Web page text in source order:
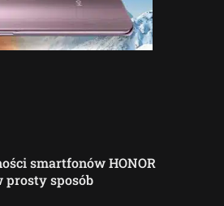
smartfonów HONOR
prosty sposób